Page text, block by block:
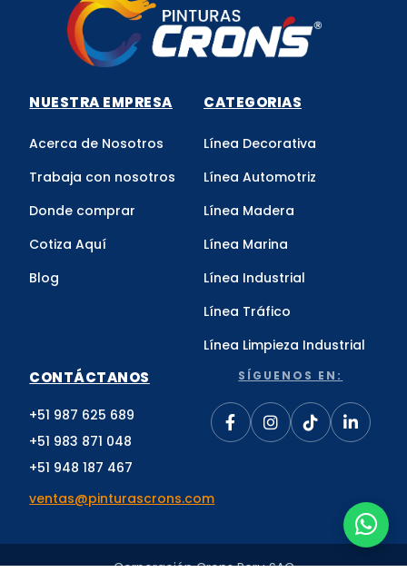
NUESTRA EMPRESA
Acerca de Nosotros
Trabaja con nosotros
Donde comprar
Cotiza Aquí
Blog
CATEGORIAS
Línea Decorativa
Línea Automotriz
Línea Madera
Línea Marina
Línea Industrial
Línea Tráfico
Línea Limpieza Industrial
CONTÁCTANOS
+51 987 625 689
+51 983 871 048
+51 948 187 467
ventas@pinturascrons.com
SÍGUENOS EN:
Corporación Crons Peru SAC